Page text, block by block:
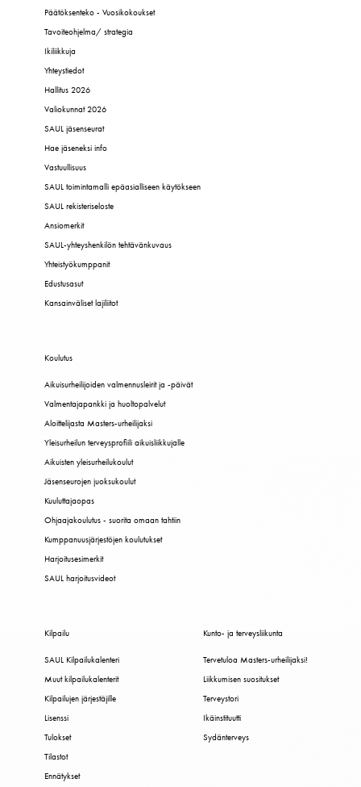
Päätöksenteko - Vuosikokoukset
Tavoiteohjelma/ strategia
Ikiliikkuja
Yhteystiedot
Hallitus 2026
Valiokunnat 2026
SAUL jäsenseurat
Hae jäseneksi info
Vastuullisuus
SAUL toimintamalli epäasialliseen käytökseen
SAUL rekisteriseloste
Ansiomerkit
SAUL-yhteyshenkilön tehtävänkuvaus
Yhteistyökumppanit
Edustusasut
Kansainväliset lajiliitot
Koulutus
Aikuisurheilijoiden valmennusleirit ja -päivät
Valmentajapankki ja huoltopalvelut
Aloittelijasta Masters-urheilijaksi
Yleisurheilun terveysprofiili aikuisliikkujalle
Aikuisten yleisurheilukoulut
Jäsenseurojen juoksukoulut
Kuuluttajaopas
Ohjaajakoulutus - suorita omaan tahtiin
Kumppanuusjärjestöjen koulutukset
Harjoitusesimerkit
SAUL harjoitusvideot
Kilpailu
SAUL Kilpailukalenteri
Muut kilpailukalenterit
Kilpailujen järjestäjille
Lisenssi
Tulokset
Tilastot
Ennätykset
Kunto- ja terveysliikunta
Tervetuloa Masters-urheilijaksi!
Liikkumisen suositukset
Terveystori
Ikäinstituutti
Sydänterveys